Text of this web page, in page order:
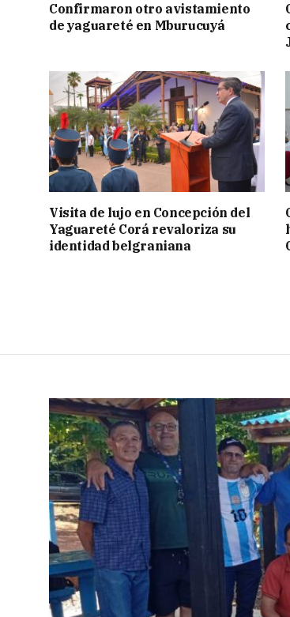
Confirmaron otro avistamiento
de yaguareté en Mburucuyá
Visita de lujo en Concepción del
Yaguareté Corá revaloriza su
identidad belgraniana